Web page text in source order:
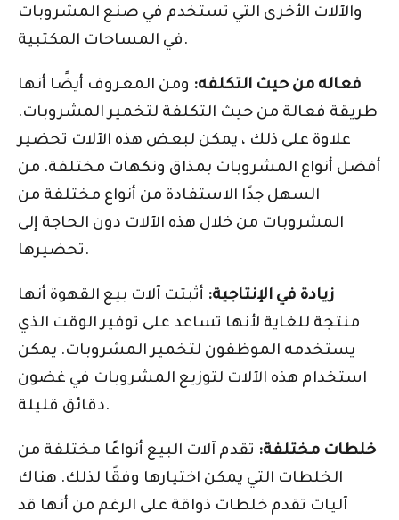
والآلات الأخرى التي تستخدم في صنع المشروبات
في المساحات المكتبية.
فعاله من حيث التكلفه: ومن المعروف أيضًا أنها
طريقة فعالة من حيث التكلفة لتخمير المشروبات.
علاوة على ذلك ، يمكن لبعض هذه الآلات تحضير
أفضل أنواع المشروبات بمذاق ونكهات مختلفة. من
السهل جدًا الاستفادة من أنواع مختلفة من
المشروبات من خلال هذه الآلات دون الحاجة إلى
تحضيرها.
زيادة في الإنتاجية: أثبتت آلات بيع القهوة أنها
منتجة للغاية لأنها تساعد على توفير الوقت الذي
يستخدمه الموظفون لتخمير المشروبات. يمكن
استخدام هذه الآلات لتوزيع المشروبات في غضون
دقائق قليلة.
خلطات مختلفة: تقدم آلات البيع أنواعًا مختلفة من
الخلطات التي يمكن اختيارها وفقًا لذلك. هناك
آليات تقدم خلطات ذواقة على الرغم من أنها قد